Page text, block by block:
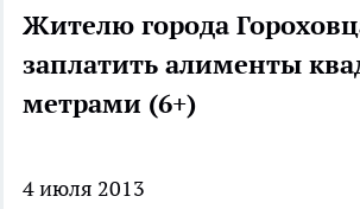
Жителю города
заплатить алименты
метрами (6+)
4 июля 2013